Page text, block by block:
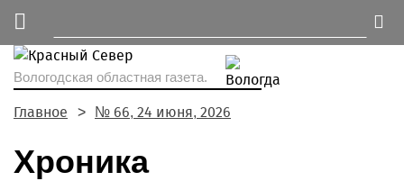
Вологодская областная газета.
Главное № 66, 24 июня, 2026
Хроника